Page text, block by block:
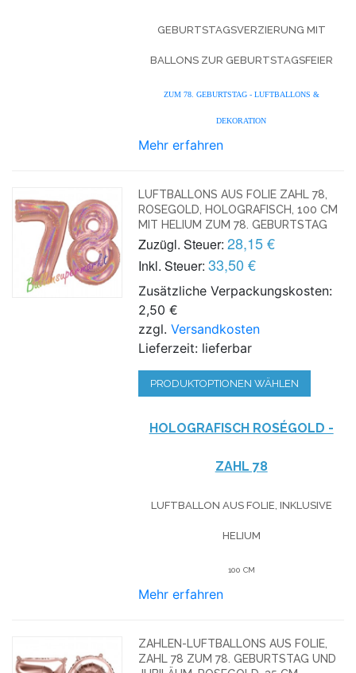
GEBURTSTAGSVERZIERUNG MIT
BALLONS ZUR GEBURTSTAGSFEIER
ZUM 78. GEBURTSTAG - LUFTBALLONS &
DEKORATION
Mehr erfahren
LUFTBALLONS AUS FOLIE ZAHL 78,
ROSEGOLD, HOLOGRAFISCH, 100 CM
MIT HELIUM ZUM 78. GEBURTSTAG
Zuzügl. Steuer: 28,15 €
Inkl. Steuer: 33,50 €
Zusätzliche Verpackungskosten:
2,50 €
zzgl.Versandkosten
Lieferzeit: lieferbar
PRODUKTOPTIONEN WÄHLEN
HOLOGRAFISCH ROSÉGOLD -
ZAHL 78
LUFTBALLON AUS FOLIE, INKLUSIVE
HELIUM
100 CM
Mehr erfahren
ZAHLEN-LUFTBALLONS AUS FOLIE,
ZAHL 78 ZUM 78. GEBURTSTAG UND